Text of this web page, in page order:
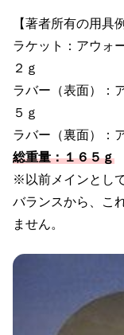
【著者所有の用具例
ラケット：アウォ
２ｇ
ラバー（表面）：
５ｇ
ラバー（裏面）：
総重量：１６５ｇ
※以前メインとし
バランスから、こ
ません。